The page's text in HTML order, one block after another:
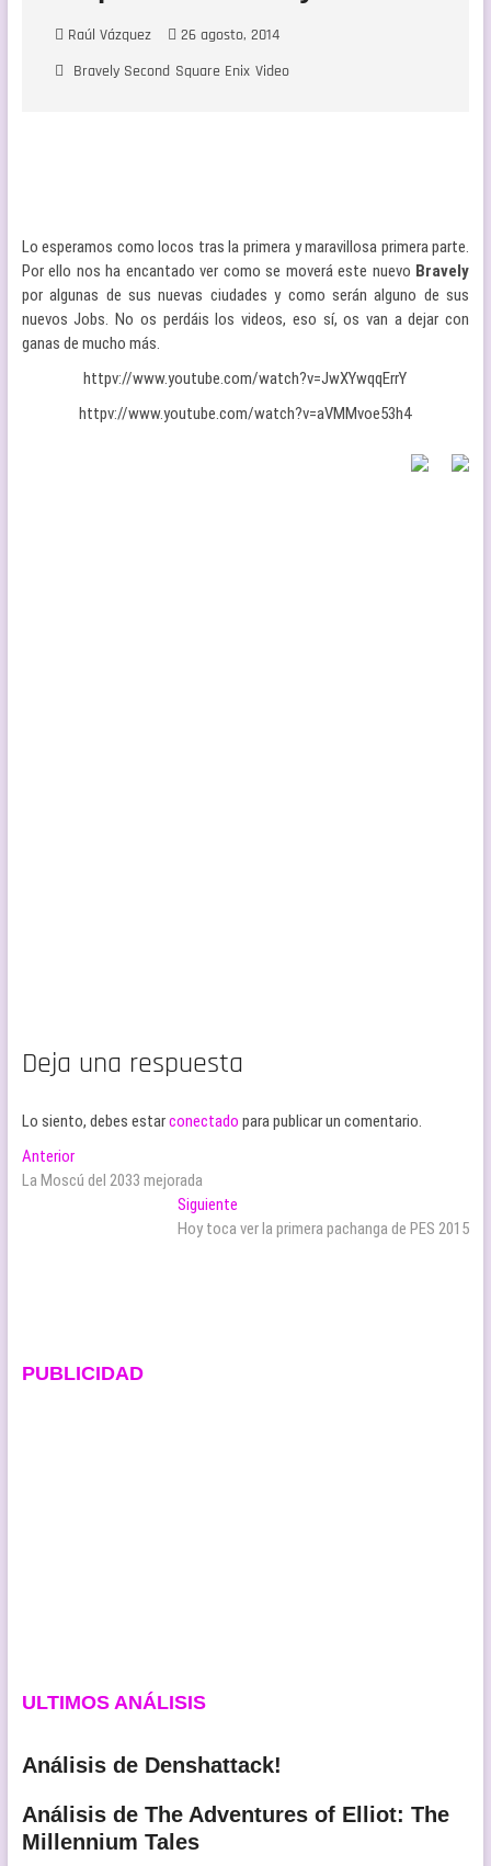
Raúl Vázquez
26 agosto, 2014
Bravely Second Square Enix Video
Lo esperamos como locos tras la primera y maravillosa primera parte.
Por ello nos ha encantado ver como se moverá este nuevo Bravely
por algunas de sus nuevas ciudades y como serán alguno de sus
nuevos Jobs. No os perdáis los videos, eso sí, os van a dejar con
ganas de mucho más.
httpv://www.youtube.com/watch?v=JwXYwqqErrY
httpv://www.youtube.com/watch?v=aVMMvoe53h4
Deja una respuesta
Lo siento, debes estarconectado para publicar un comentario.
Navegación
de
AnteriorEntrada
anterior:
La Moscú del 2033 mejorada
Siguiente
siguiente:
Hoy toca ver la primera pachanga de PES 2015
PUBLICIDAD
ULTIMOS ANÁLISIS
Análisis de Denshattack!
Análisis de The Adventures of Elliot: The
Millennium Tales